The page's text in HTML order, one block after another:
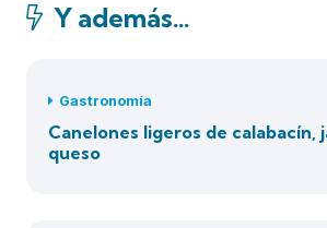
Y además…
Gastronomía
Canelones ligeros de calabacín,
queso